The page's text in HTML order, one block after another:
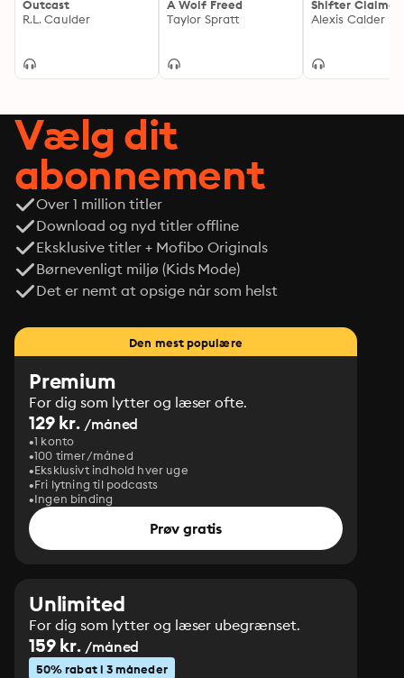
Outcast
R.L. Caulder
A Wolf Freed
Taylor Spratt
Shifter Claimed
Alexis Calder
Vælg dit
abonnement
Over 1 million titler
Download og nyd titler offline
Eksklusive titler + Mofibo Originals
Børnevenligt miljø (Kids Mode)
Det er nemt at opsige når som helst
Den mest populære
Premium
For dig som lytter og læser ofte.
129 kr. /måned
1 konto
100 timer/måned
Eksklusivt indhold hver uge
Fri lytning til podcasts
Ingen binding
Prøv gratis
Unlimited
For dig som lytter og læser ubegrænset.
159 kr. /måned
50% rabat i 3 måneder